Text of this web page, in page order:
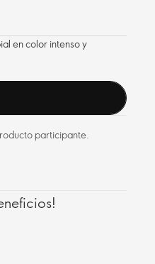
en color intenso y
participante.